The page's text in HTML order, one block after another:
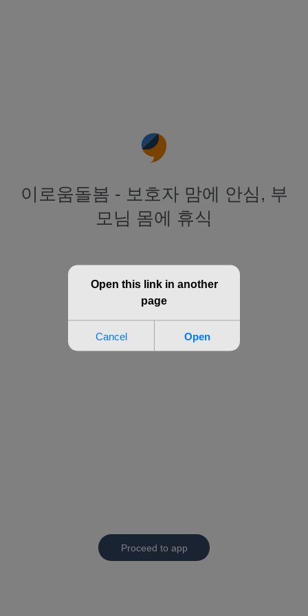
이로움돌봄 - 보호자 맘에 안심, 부
모님 몸에 휴식
Proceed to app